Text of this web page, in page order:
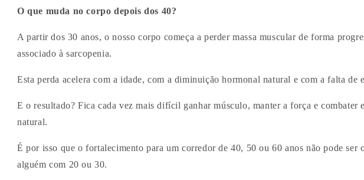
O que muda no corpo depois dos 40?
A partir dos 30 anos, o nosso corpo começa a perder massa muscular de forma
associado à sarcopenia.
Esta perda acelera com a idade, com a diminuição hormonal natural e com a falta de
E o resultado? Fica cada vez mais difícil ganhar músculo, manter a força e combater
natural.
É por isso que o fortalecimento para um corredor de 40, 50 ou 60 anos não pode ser
alguém com 20 ou 30.